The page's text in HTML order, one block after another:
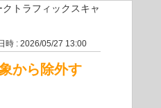
トラフィックスキャ
時 : 2026/05/27 13:00
から除外す